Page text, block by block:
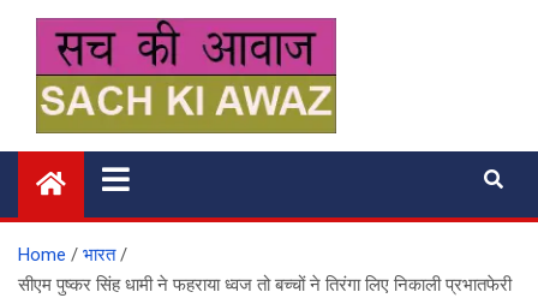
content
सच की आवाज
Home
भारत
सीएम पुष्‍कर सिंह धामी ने फहराया ध्‍वज तो बच्‍चों ने तिरंगा लिए निकाली प्रभातफेरी